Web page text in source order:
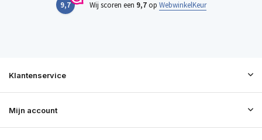
9,7 Wij scoren een 9,7op WebwinkelKeur
Klantenservice
Mijn account